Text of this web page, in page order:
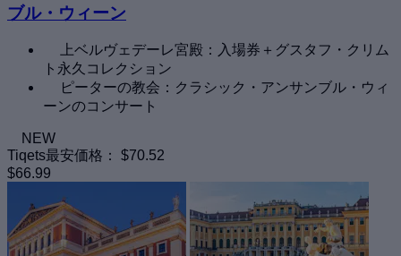
ブル・ウィーン
上ベルヴェデーレ宮殿：入場券＋グスタフ・クリム
ト永久コレクション
ピーターの教会：クラシック・アンサンブル・ウィ
ーンのコンサート
NEW
Tiqets最安価格：
$70.52
$66.99